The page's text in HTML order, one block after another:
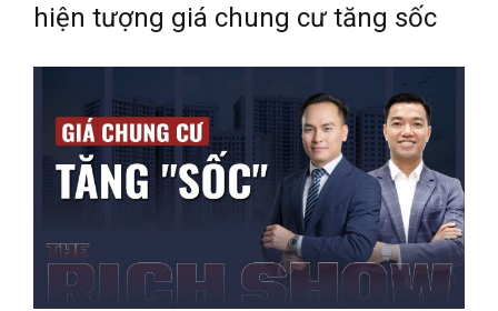
hiện tượng giá chung cư tăng sốc